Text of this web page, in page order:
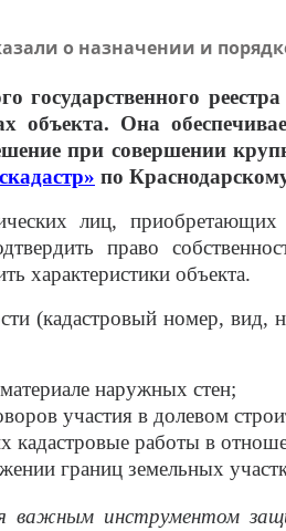
о назначении и
государственного
объекта. Она
при совершении
по
лиц,
право
характеристики объекта.
(кадастровый номер, вид,
наружных стен;
участия в долевом
кадастровые работы в
границ земельных
важным инструментом